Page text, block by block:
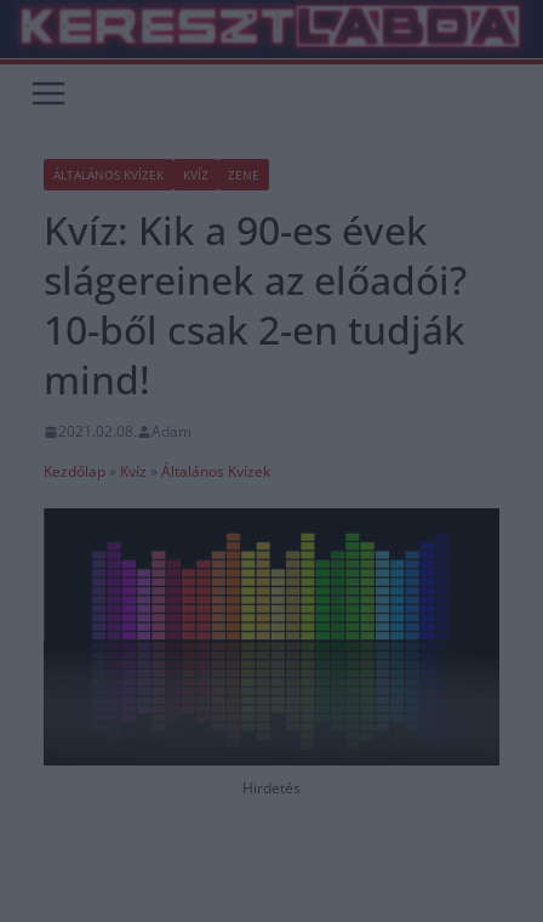
Skip
content
ÁLTALÁNOS KVÍZEK KVÍZ ZENE
Kvíz: Kik a 90-es évek
slágereinek az előadói?
10-ből csak 2-en tudják
mind!
2021.02.08.
Adam
Kezdőlap » Kvíz » Általános Kvízek
Hirdetés